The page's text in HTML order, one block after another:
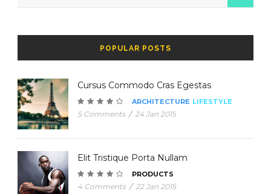
POPULAR POSTS
Cursus Commodo Cras Egestas
ARCHITECTURE LIFESTYLE
5 Comments / 24 Jan 2015
Elit Tristique Porta Nullam
PRODUCTS
4 Comments / 22 Jan 2015